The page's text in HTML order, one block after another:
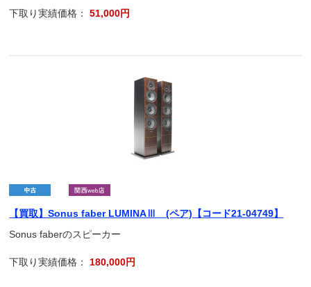
下取り実績価格：51,000円
【買取】Sonus faber LUMINAⅢ (ペア)【コード21-04749】
Sonus faberのスピーカー
下取り実績価格： 180,000円